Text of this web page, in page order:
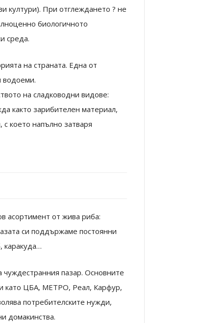
култури). При отглеждането ? не
биологичното
среда.
на страната. Една от
водоеми.
на сладководни видове:
както зарибителен материал,
което напълно затваря
асортимент от жива риба:
си поддържаме постоянни
каракуда…
чуждестранния пазар. Основните
като ЦБА, МЕТРО, Реал, Карфур,
потребителските нужди,
домакинства.